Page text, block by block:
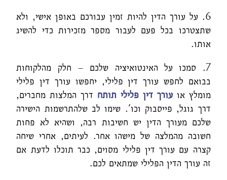
6. על עורך הדין להיות זמין עבורכם באופן אישי, ולא
שתצטרכו בכל פעם לעבור מספר מזכירות כדי להשיג
אותו.
7. סמכו על האינטואיציה שלכם – חלק מהלקוחות
בבואם לחפש עורך דין פלילי, יחפשו עורך דין פלילי
מומלץ אועורך דין פלילי תותח דרך המלצות מחברים,
דרך גוגל, פייסבוק וכו'. שימו לב שלהתרשמות הישירה
שלכם מעורך הדין יש חשיבות רבה, ושהיא לא פחות
חשובה מהמלצה של מישהו אחר. לעיתים, אחרי שיחה
קצרה עם עורך דין פלילי מסוים, כבר תוכלו לדעת אם
זה עורך הדין הפלילי שמתאים לכם.